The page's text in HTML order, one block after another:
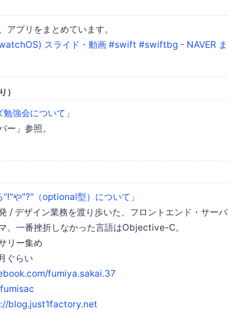
プリをまとめています。
スライド・動画 #swift #swiftbg - NAVER
）
強会について」
ー」参照。
"!"や"?"（optional型）について」
/ デザイン業務を渡り歩いた、フロントエンド・サー
。一番挫折しなかった言語はObjective-C。
リー集め
ぐらい
fumiya.sakai.37
blog.just1factory.net